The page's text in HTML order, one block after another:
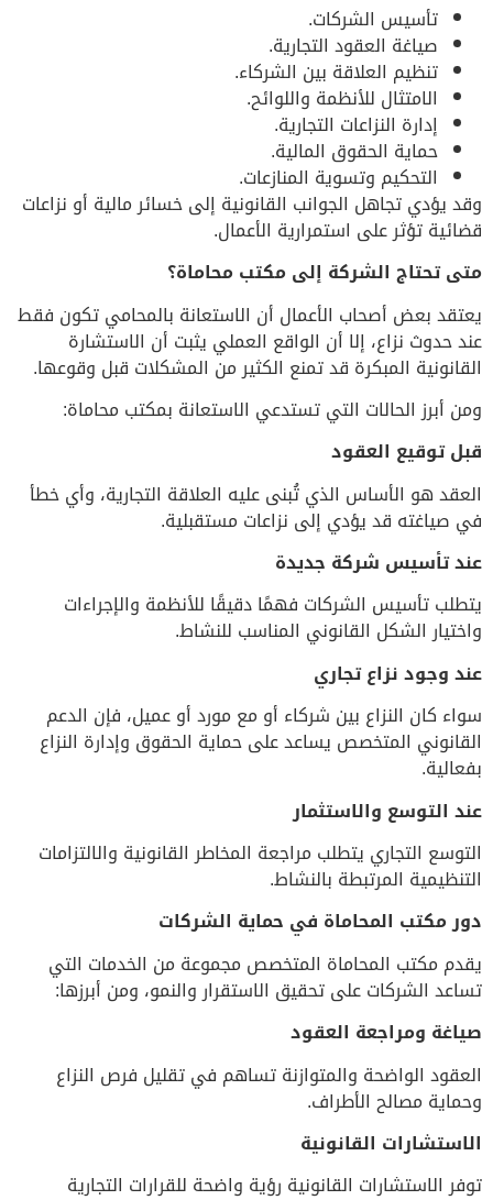
تأسيس الشركات.
صياغة العقود التجارية.
تنظيم العلاقة بين الشركاء.
الامتثال للأنظمة واللوائح.
إدارة النزاعات التجارية.
حماية الحقوق المالية.
التحكيم وتسوية المنازعات.
وقد يؤدي تجاهل الجوانب القانونية إلى خسائر مالية أو نزاعات
قضائية تؤثر على استمرارية الأعمال.
متى تحتاج الشركة إلى مكتب محاماة؟
يعتقد بعض أصحاب الأعمال أن الاستعانة بالمحامي تكون فقط
عند حدوث نزاع، إلا أن الواقع العملي يثبت أن الاستشارة
القانونية المبكرة قد تمنع الكثير من المشكلات قبل وقوعها.
ومن أبرز الحالات التي تستدعي الاستعانة بمكتب محاماة:
قبل توقيع العقود
العقد هو الأساس الذي تُبنى عليه العلاقة التجارية، وأي خطأ
في صياغته قد يؤدي إلى نزاعات مستقبلية.
عند تأسيس شركة جديدة
يتطلب تأسيس الشركات فهمًا دقيقًا للأنظمة والإجراءات
واختيار الشكل القانوني المناسب للنشاط.
عند وجود نزاع تجاري
سواء كان النزاع بين شركاء أو مع مورد أو عميل، فإن الدعم
القانوني المتخصص يساعد على حماية الحقوق وإدارة النزاع
بفعالية.
عند التوسع والاستثمار
التوسع التجاري يتطلب مراجعة المخاطر القانونية والالتزامات
التنظيمية المرتبطة بالنشاط.
دور مكتب المحاماة في حماية الشركات
يقدم مكتب المحاماة المتخصص مجموعة من الخدمات التي
تساعد الشركات على تحقيق الاستقرار والنمو، ومن أبرزها:
صياغة ومراجعة العقود
العقود الواضحة والمتوازنة تساهم في تقليل فرص النزاع
وحماية مصالح الأطراف.
الاستشارات القانونية
توفر الاستشارات القانونية رؤية واضحة للقرارات التجارية